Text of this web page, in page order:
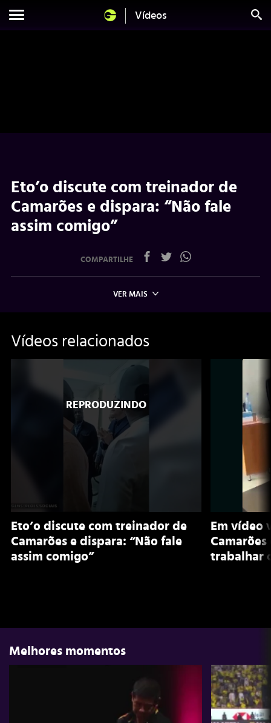
Vídeos
Eto’o discute com treinador de
Camarões e dispara: “Não fale
assim comigo”
COMPARTILHE
VER MAIS
Vídeos relacionados
Eto’o discute com treinador de
Camarões e dispara: “Não fale
assim comigo”
Em vídeo
trabalhar
Melhores momentos